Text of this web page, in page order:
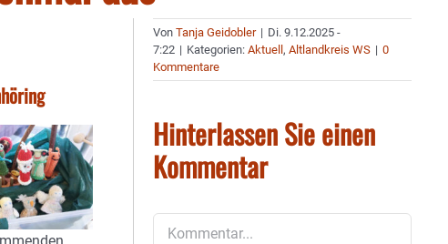
VonTanja Geidobler | Di. 9.12.2025 -
7:22 | Kategorien:Aktuell,Altlandkreis WS | 0
Kommentare
Hinterlassen Sie einen
Kommentar